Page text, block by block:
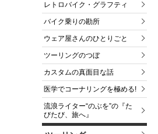
レトロバイク・グラフティ
バイク乗りの勘所
ウェア屋さんのひとりごと
ツーリングのつぼ
カスタムの真面目な話
医学でコーナリングを極める!
流浪ライター“のぶを”の『た
びたび、旅へ』